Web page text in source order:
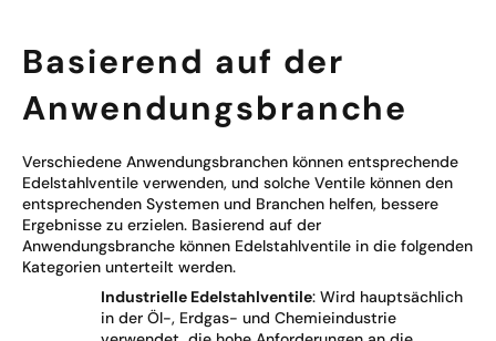
Basierend auf der
Anwendungsbranche
Verschiedene Anwendungsbranchen können entsprechende
Edelstahlventile verwenden, und solche Ventile können den
entsprechenden Systemen und Branchen helfen, bessere
Ergebnisse zu erzielen. Basierend auf der
Anwendungsbranche können Edelstahlventile in die folgenden
Kategorien unterteilt werden.
Industrielle Edelstahlventile: Wird hauptsächlich
in der Öl-, Erdgas- und Chemieindustrie